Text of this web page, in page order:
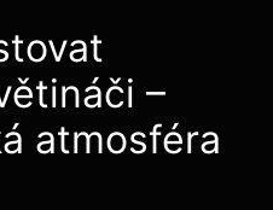
–
atmosféra